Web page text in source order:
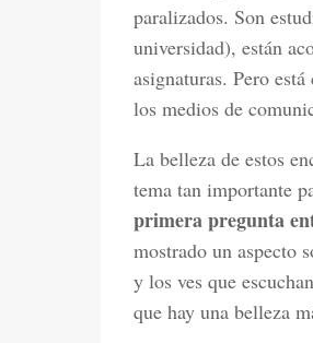
paralizados. Son
universidad), están
asignaturas. Pero
los medios de
La belleza de estos
tema tan importante
primera pregunta
mostrado un aspecto
y los ves que
que hay una belleza